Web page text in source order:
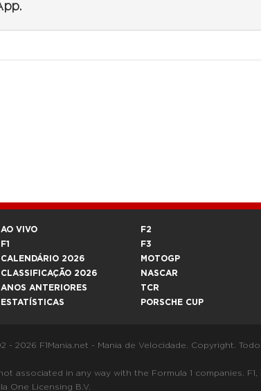
AO VIVO
F1
CALENDÁRIO 2026
CLASSIFICAÇÃO 2026
ANOS ANTERIORES
ESTATÍSTICAS
F2
F3
MOTOGP
NASCAR
TCR
PORSCHE CUP
- 2026 F1Mania.net - Mania de Velocidade. Copyright.
associated in any way with the Formula 1 companies. F1,
One Licensing B.V.